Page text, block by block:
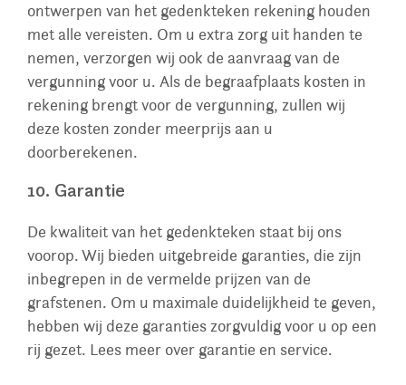
ontwerpen van het gedenkteken rekening houden
met alle vereisten. Om u extra zorg uit handen te
nemen, verzorgen wij ook de aanvraag van de
vergunning voor u. Als de begraafplaats kosten in
rekening brengt voor de vergunning, zullen wij
deze kosten zonder meerprijs aan u
doorberekenen.
10. Garantie
De kwaliteit van het gedenkteken staat bij ons
voorop. Wij bieden uitgebreide garanties, die zijn
inbegrepen in de vermelde prijzen van de
grafstenen. Om u maximale duidelijkheid te geven,
hebben wij deze garanties zorgvuldig voor u op een
rij gezet. Lees meer over garantie en service.